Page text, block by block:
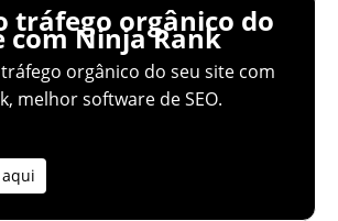
tráfego orgânico do
com Ninja Rank
orgânico do seu site com
melhor software de SEO.